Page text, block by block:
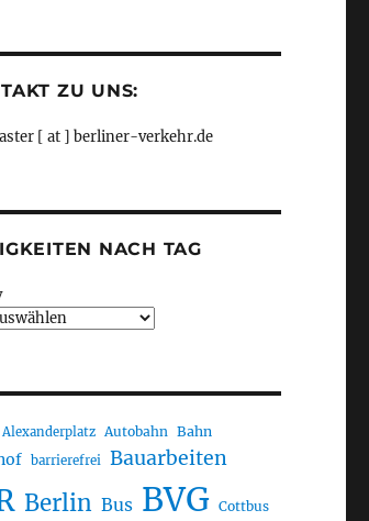
ZU UNS:
[ at ] berliner-verkehr.de
NACH TAG
Alexanderplatz Autobahn Bahn
barrierefrei Bauarbeiten
Berlin Bus BVG Cottbus